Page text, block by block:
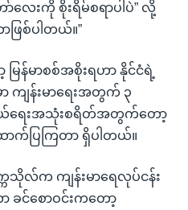
လေးကို စိုးရိမ်စရာပါပဲ” လို့
ဖြစ်ပါတယ်။”
န်မာစစ်အစိုးရဟာ နိုင်ငံရဲ့
ျန်းမာရေးအတွက် ၃
ယ်ရေးအသုံးစရိတ်အတွက်တော့
က်ပြကြတာ ရှိပါတယ်။
သိုလ်က ကျန်းမာရေလုပ်ငန်း
ခင်စောဝင်းကတော့